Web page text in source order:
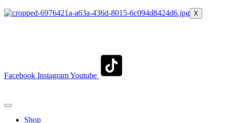
X
Facebook InstagramYoutube
Shop